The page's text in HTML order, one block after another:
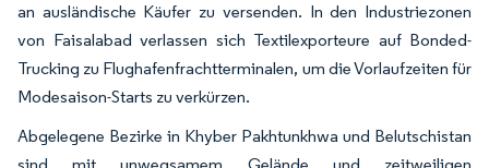
an ausländische Käufer zu versenden. In den Industriezonen
von Faisalabad verlassen sich Textilexporteure auf Bonded-
Trucking zu Flughafenfrachtterminalen, um die Vorlaufzeiten für
Modesaison-Starts zu verkürzen.
Abgelegene Bezirke in Khyber Pakhtunkhwa und Belutschistan